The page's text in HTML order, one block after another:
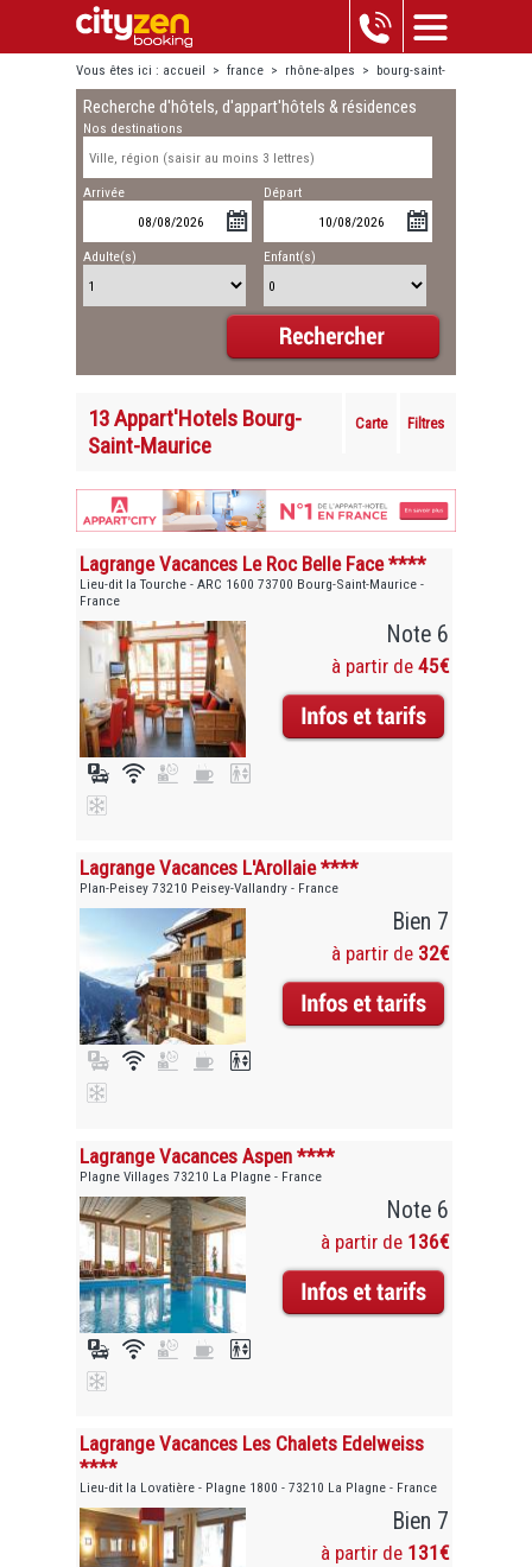
Vous êtes ici : accueil > france > rhône-alpes > bourg-saint-
maurice
Recherche d'hôtels, d'appart'hôtels & résidences
Nos destinations
Arrivée Départ
Adulte(s) Enfant(s)
13 Appart'Hotels Bourg-
Saint-Maurice
Carte Filtres
Lagrange Vacances Le Roc Belle Face ****
Lieu-dit la Tourche - ARC 1600 73700 Bourg-Saint-Maurice -
France
Note 6
à partir de 45€
Lagrange Vacances L'Arollaie ****
Plan-Peisey 73210 Peisey-Vallandry - France
Bien 7
à partir de 32€
Lagrange Vacances Aspen ****
Plagne Villages 73210 La Plagne - France
Note 6
à partir de 136€
Lagrange Vacances Les Chalets Edelweiss
****
Lieu-dit la Lovatière - Plagne 1800 - 73210 La Plagne - France
Bien 7
à partir de 131€